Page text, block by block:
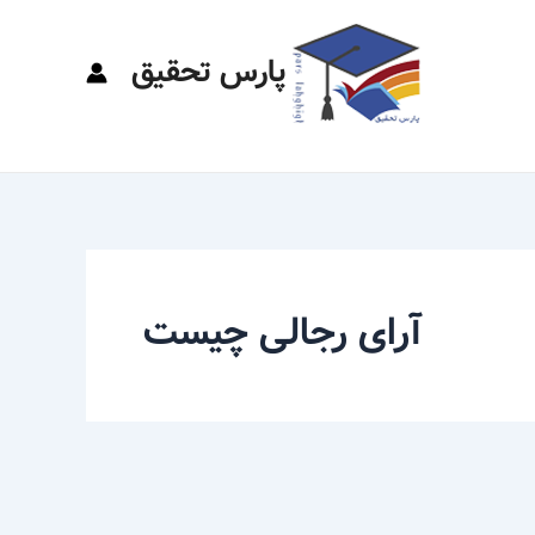
پارس تحقیق
آرای رجالی چیست